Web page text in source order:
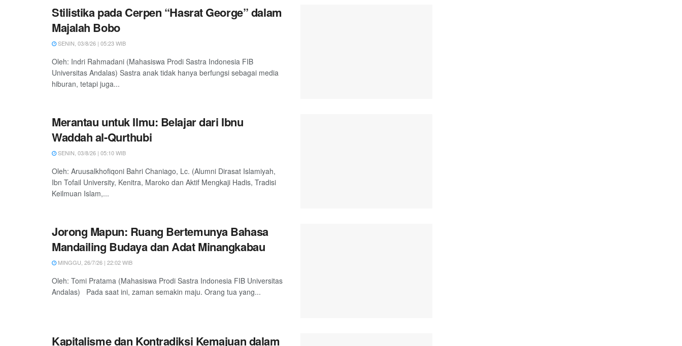
Stilistika pada Cerpen “Hasrat George” dalam
Majalah Bobo
SENIN, 03/8/26 | 05:23 WIB
Oleh: Indri Rahmadani (Mahasiswa Prodi Sastra Indonesia FIB
Universitas Andalas) Sastra anak tidak hanya berfungsi sebagai media
hiburan, tetapi juga...
Merantau untuk Ilmu: Belajar dari Ibnu
Waddah al-Qurthubi
SENIN, 03/8/26 | 05:10 WIB
Oleh: Aruusalkhofiqoni Bahri Chaniago, Lc. (Alumni Dirasat Islamiyah,
Ibn Tofail University, Kenitra, Maroko dan Aktif Mengkaji Hadis, Tradisi
Keilmuan Islam,...
Jorong Mapun: Ruang Bertemunya Bahasa
Mandailing Budaya dan Adat Minangkabau
MINGGU, 26/7/26 | 22:02 WIB
Oleh: Tomi Pratama (Mahasiswa Prodi Sastra Indonesia FIB Universitas
Andalas) Pada saat ini, zaman semakin maju. Orang tua yang...
Kapitalisme dan Kontradiksi Kemajuan dalam